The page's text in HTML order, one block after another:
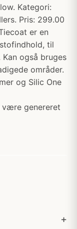
Kategori:
Pris: 299.00
er en
til
også bruges
områder.
og Silic One
være genereret